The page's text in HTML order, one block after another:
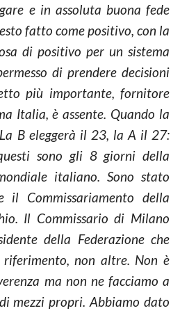
e in assoluta buona fede
fatto come positivo, con la
di positivo per un sistema
di prendere decisioni
più importante, fornitore
Italia, è assente. Quando la
B eleggerà il 23, la A il 27:
sono gli 8 giorni della
italiano. Sono stato
il Commissariamento della
Il Commissario di Milano
della Federazione che
riferimento, non altre. Non è
ma non ne facciamo a
mezzi propri. Abbiamo dato